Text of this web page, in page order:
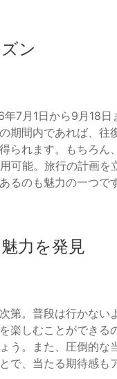
ン
7月1日から9月18日
期間内であれば、往
られます。もちろん
可能。旅行の計画を
るのも魅力の一つで
力を発見
第。普段は行かない
楽しむことができる
う。また、圧倒的な
で、当たる期待感も